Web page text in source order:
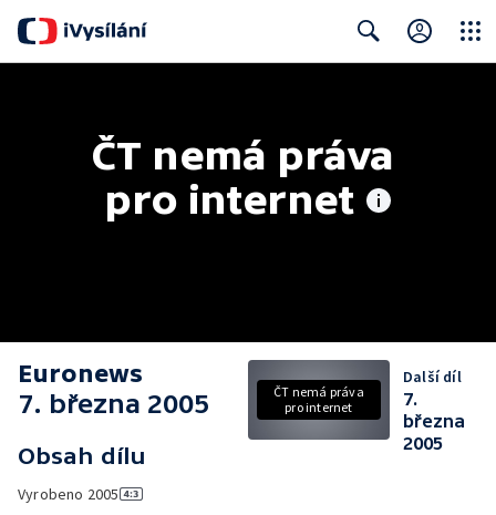
ČT nemá práva
pro internet
Euronews
7. března 2005
Obsah dílu
Vyrobeno 2005
ČT nemá práva
pro internet
Další díl
7.
března
2005